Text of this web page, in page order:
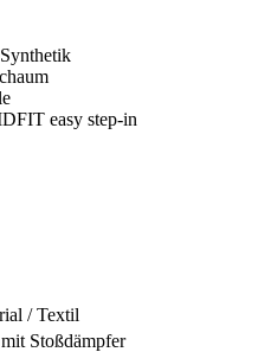
easy step-in
/ Textil
Stoßdämpfer